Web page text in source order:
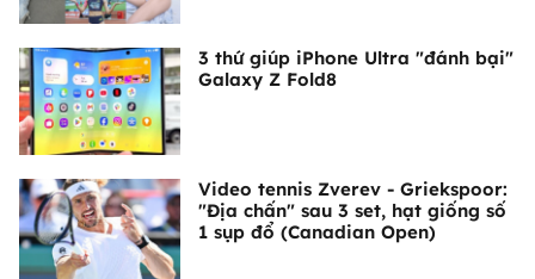
3 thứ giúp iPhone Ultra "đánh bại"
Galaxy Z Fold8
Video tennis Zverev - Griekspoor:
"Địa chấn" sau 3 set, hạt giống số
1 sụp đổ (Canadian Open)